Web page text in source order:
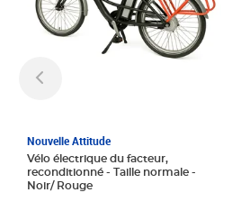
Nouvelle Attitude
Vélo électrique du facteur,
reconditionné - Taille normale -
Noir/ Rouge